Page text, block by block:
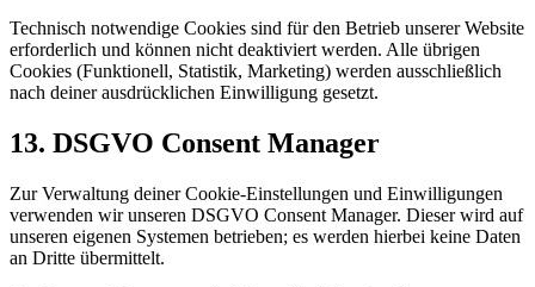
Technisch notwendige Cookies sind für den Betrieb unserer Website
erforderlich und können nicht deaktiviert werden. Alle übrigen
Cookies (Funktionell, Statistik, Marketing) werden ausschließlich
nach deiner ausdrücklichen Einwilligung gesetzt.
13. DSGVO Consent Manager
Zur Verwaltung deiner Cookie-Einstellungen und Einwilligungen
verwenden wir unseren DSGVO Consent Manager. Dieser wird auf
unseren eigenen Systemen betrieben; es werden hierbei keine Daten
an Dritte übermittelt.